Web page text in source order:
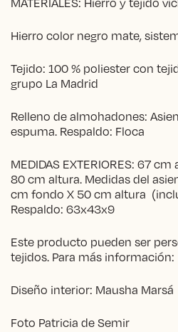
Hierro color negro mate,
Tejido: 100 % poliester con
grupo La Madrid
Relleno de almohadones:
espuma. Respaldo: Floca
MEDIDAS EXTERIORES: 67
80 cm altura. Medidas del
cm fondo X 50 cm altura
Respaldo: 63x43x9
Este producto pueden ser
tejidos. Para más información:
Diseño interior: Mausha Marsá
Foto Patricia de Semir